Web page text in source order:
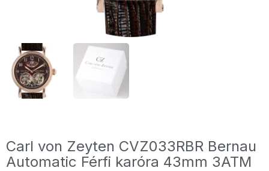
Carl von Zeyten CVZ033RBR Bernau
Automatic Férfi karóra 43mm 3ATM